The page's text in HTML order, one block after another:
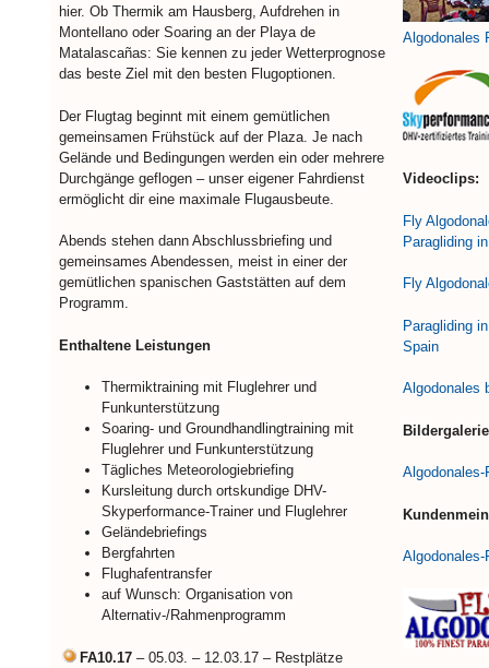
hier. Ob Thermik am Hausberg, Aufdrehen in
Montellano oder Soaring an der Playa de
Matalascañas: Sie kennen zu jeder Wetterprognose
das beste Ziel mit den besten Flugoptionen.
Der Flugtag beginnt mit einem gemütlichen
gemeinsamen Frühstück auf der Plaza. Je nach
Gelände und Bedingungen werden ein oder mehrere
Durchgänge geflogen – unser eigener Fahrdienst
ermöglicht dir eine maximale Flugausbeute.
Abends stehen dann Abschlussbriefing und
gemeinsames Abendessen, meist in einer der
gemütlichen spanischen Gaststätten auf dem
Programm.
Enthaltene Leistungen
Thermiktraining mit Fluglehrer und
Funkunterstützung
Soaring- und Groundhandlingtraining mit
Fluglehrer und Funkunterstützung
Tägliches Meteorologiebriefing
Kursleitung durch ortskundige DHV-
Skyperformance-Trainer und Fluglehrer
Geländebriefings
Bergfahrten
Flughafentransfer
auf Wunsch: Organisation von
Alternativ-/Rahmenprogramm
FA10.17 – 05.03. – 12.03.17 – Restplätze
Algodonales
Videoclips:
Fly
Paragliding
Fly
Paragliding
Spain
Algodonales
Algodonales-
Algodonales-